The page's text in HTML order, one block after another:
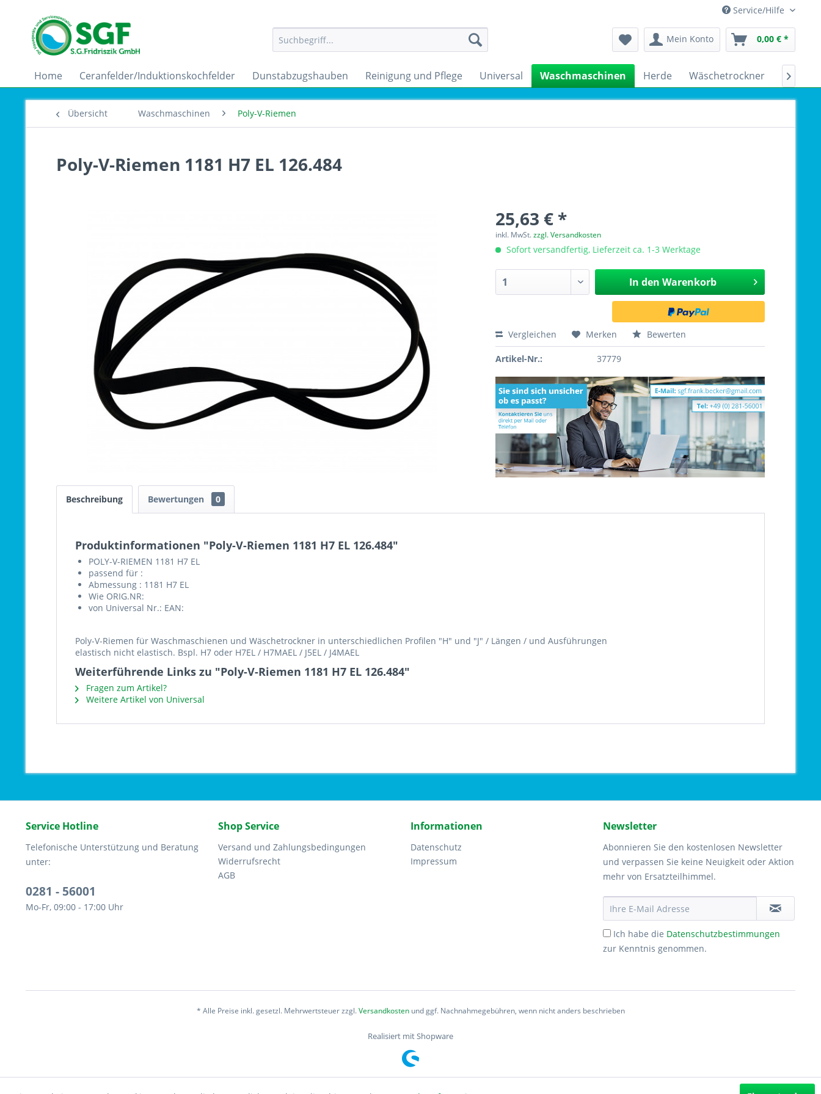
Service/Hilfe
Mein Konto 0,00 € *
Home Ceranfelder/Induktionskochfelder Dunstabzugshauben Reinigung und Pflege Universal Waschmaschinen Herde Wäschetrockner 
Übersicht Waschmaschinen Poly-V-Riemen
Poly-V-Riemen 1181 H7 EL 126.484
25,63 € *
inkl. MwSt.zzgl. Versandkosten
Sofort versandfertig, Lieferzeit ca. 1-3 Werktage
In den Warenkorb
Vergleichen Merken Bewerten
Artikel-Nr.: 37779
Beschreibung Bewertungen 0
Produktinformationen "Poly-V-Riemen 1181 H7 EL 126.484"
POLY-V-RIEMEN 1181 H7 EL
passend für :
Abmessung : 1181 H7 EL
Wie ORIG.NR:
von Universal Nr.: EAN:
Poly-V-Riemen für Waschmaschienen und Wäschetrockner in unterschiedlichen Profilen "H" und "J" / Längen / und Ausführungen
elastisch nicht elastisch. Bspl. H7 oder H7EL / H7MAEL / J5EL / J4MAEL
Weiterführende Links zu "Poly-V-Riemen 1181 H7 EL 126.484"
Fragen zum Artikel?
Weitere Artikel von Universal
Service Hotline
Telefonische Unterstützung und Beratung
unter:
0281 - 56001
Mo-Fr, 09:00 - 17:00 Uhr
Shop Service
Versand und Zahlungsbedingungen
Widerrufsrecht
AGB
Informationen
Datenschutz
Impressum
Newsletter
Abonnieren Sie den kostenlosen Newsletter
und verpassen Sie keine Neuigkeit oder Aktion
mehr von Ersatzteilhimmel.
Ich habe die Datenschutzbestimmungen
zur Kenntnis genommen.
* Alle Preise inkl. gesetzl. Mehrwertsteuer zzgl.Versandkostenund ggf. Nachnahmegebühren, wenn nicht anders beschrieben
Realisiert mit Shopware